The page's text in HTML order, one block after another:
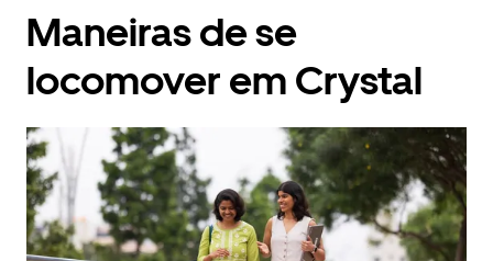
interagir
com
calendário
uma
data.
Pressione
a
tecla
“ESC”
Maneiras de se
locomover em Crystal